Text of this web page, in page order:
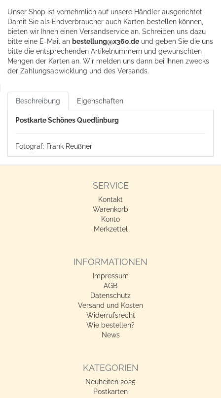
Unser Shop ist vornehmlich auf unsere Händler ausgerichtet.
Damit Sie als Endverbraucher auch Karten bestellen können,
bieten wir Ihnen einen Versandservice an. Schreiben uns dazu
bitte eine E-Mail an bestellung@x360.de und geben Sie die uns
bitte die entsprechenden Artikelnummern und gewünschten
Mengen der Karten an. Wir melden uns dann bei Ihnen zwecks
der Zahlungsabwicklung und des Versands.
Beschreibung Eigenschaften
Postkarte Schönes Quedlinburg
Fotograf: Frank Reußner
SERVICE
Kontakt
Warenkorb
Konto
Merkzettel
INFORMATIONEN
Impressum
AGB
Datenschutz
Versand und Kosten
Widerrufsrecht
Wie bestellen?
News
KATEGORIEN
Neuheiten 2025
Postkarten